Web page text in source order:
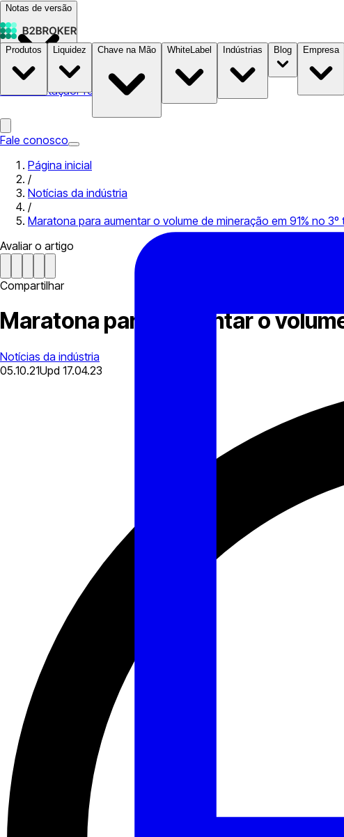
Notas de versão
DocumentaçãoPreços B2STORE
Produtos Liquidez Chave na Mão WhiteLabel Indústrias Blog Empresa
Fale conosco
Página inicial
/
Notícias da indústria
/
Maratona para aumentar o volume de mineração em 91% no 3º
Avaliar o artigo
Compartilhar
Maratona para aumentar o
Notícias da indústria
05.10.21Upd 17.04.23